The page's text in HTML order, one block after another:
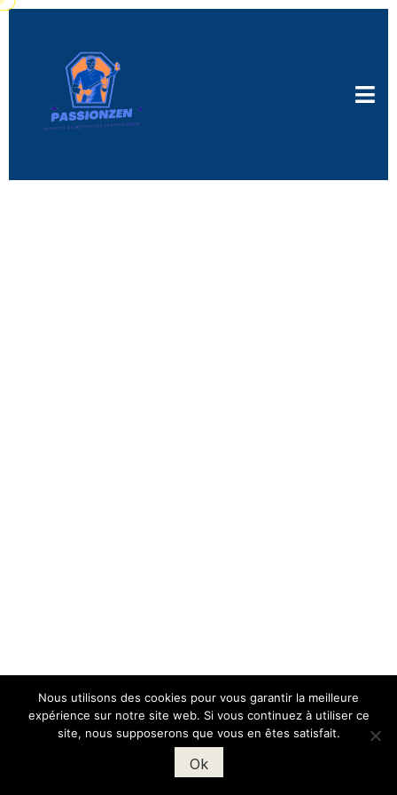
Nous utilisons des cookies pour vous garantir la meilleure
expérience sur notre site web. Si vous continuez à utiliser ce
site, nous supposerons que vous en êtes satisfait.
Ok